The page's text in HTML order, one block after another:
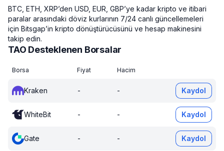
BTC, ETH, XRP’den USD, EUR, GBP’ye kadar kripto ve itibari
paralar arasındaki döviz kurlarının 7/24 canlı güncellemeleri
için Bitsgap’in kripto dönüştürücüsünü ve hesap makinesini
takip edin.
TAO Desteklenen Borsalar
Borsa Fiyat Hacim
Kraken - - Kaydol
WhiteBit - - Kaydol
Gate - - Kaydol